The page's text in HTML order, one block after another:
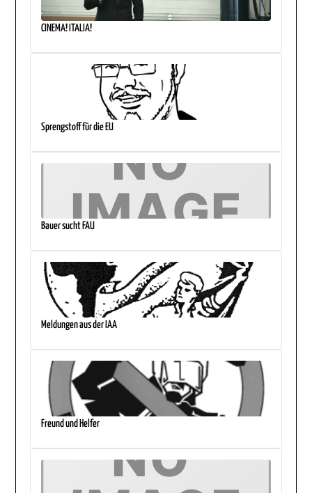
CINEMA! ITALIA!
Sprengstoff für die EU
Bauer sucht FAU
Meldungen aus der IAA
Freund und Helfer